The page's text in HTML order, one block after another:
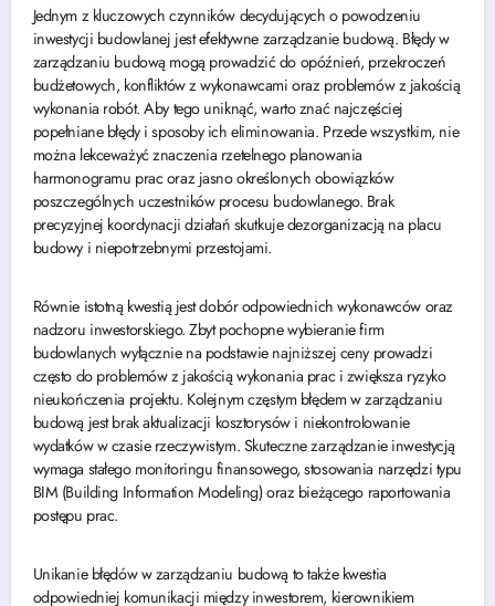
Jednym z kluczowych czynników decydujących o powodzeniu
inwestycji budowlanej jest efektywne zarządzanie budową. Błędy w
zarządzaniu budową mogą prowadzić do opóźnień, przekroczeń
budżetowych, konfliktów z wykonawcami oraz problemów z jakością
wykonania robót. Aby tego uniknąć, warto znać najczęściej
popełniane błędy i sposoby ich eliminowania. Przede wszystkim, nie
można lekceważyć znaczenia rzetelnego planowania
harmonogramu prac oraz jasno określonych obowiązków
poszczególnych uczestników procesu budowlanego. Brak
precyzyjnej koordynacji działań skutkuje dezorganizacją na placu
budowy i niepotrzebnymi przestojami.
Równie istotną kwestią jest dobór odpowiednich wykonawców oraz
nadzoru inwestorskiego. Zbyt pochopne wybieranie firm
budowlanych wyłącznie na podstawie najniższej ceny prowadzi
często do problemów z jakością wykonania prac i zwiększa ryzyko
nieukończenia projektu. Kolejnym częstym błędem w zarządzaniu
budową jest brak aktualizacji kosztorysów i niekontrolowanie
wydatków w czasie rzeczywistym. Skuteczne zarządzanie inwestycją
wymaga stałego monitoringu finansowego, stosowania narzędzi typu
BIM (Building Information Modeling) oraz bieżącego raportowania
postępu prac.
Unikanie błędów w zarządzaniu budową to także kwestia
odpowiedniej komunikacji między inwestorem, kierownikiem